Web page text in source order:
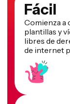
Fácil
Comienza a
plantillas y
libres de
de internet